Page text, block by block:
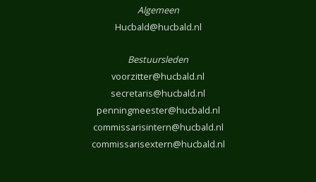
Algemeen
Hucbald@hucbald.nl
Bestuursleden
voorzitter@hucbald.nl
secretaris@hucbald.nl
penningmeester@hucbald.nl
commissarisintern@hucbald.nl
commissarisextern@hucbald.nl